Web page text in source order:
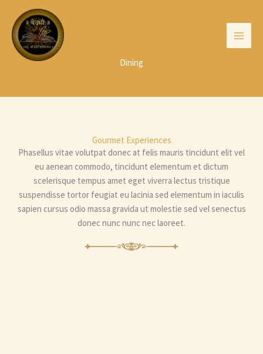
content
Dining
Gourmet Experiences
Phasellus vitae volutpat donec at felis mauris tincidunt elit vel
eu aenean commodo, tincidunt elementum et dictum
scelerisque tempus amet eget viverra lectus tristique
suspendisse tortor feugiat eu lacinia sed elementum in iaculis
sapien cursus odio massa gravida ut molestie sed vel senectus
donec nunc nunc nec laoreet.